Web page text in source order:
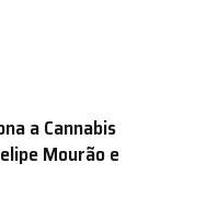
a Cannabis
Mourão e